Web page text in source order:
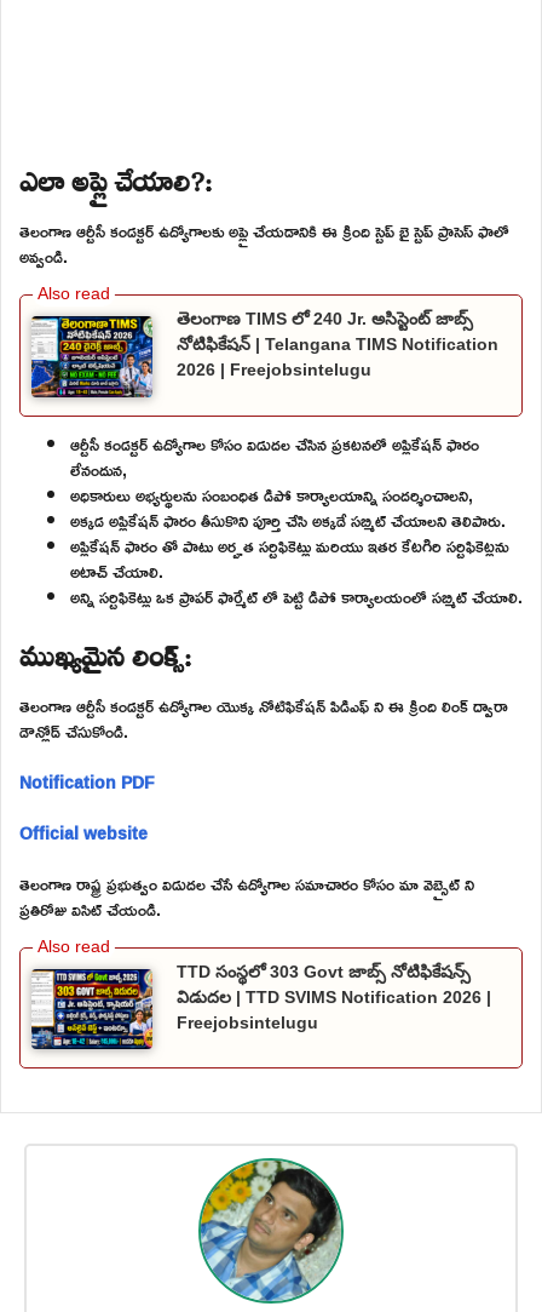
ఎలా అప్లై చేయాలి?:
తెలంగాణ ఆర్టీసీ కండక్టర్ ఉద్యోగాలకు అప్లై చేయడానికి ఈ క్రింది స్టెప్ బై స్టెప్ ప్రాసెస్ ఫాలో
అవ్వండి.
తెలంగాణ TIMS లో 240 Jr. అసిస్టెంట్ జాబ్స్
నోటిఫికేషన్ | Telangana TIMS Notification
2026 | Freejobsintelugu
ఆర్టీసీ కండక్టర్ ఉద్యోగాల కోసం విడుదల చేసిన ప్రకటనలో అప్లికేషన్ ఫారం
లేనందున,
అధికారులు అభ్యర్థులను సంబంధిత డిపో కార్యాలయాన్ని సందర్శించాలని,
అక్కడ అప్లికేషన్ ఫారం తీసుకొని పూర్తి చేసి అక్కడే సబ్మిట్ చేయాలని తెలిపారు.
అప్లికేషన్ ఫారం తో పాటు అర్హత సర్టిఫికెట్లు మరియు ఇతర కేటగిరి సర్టిఫికెట్లను
అటాచ్ చేయాలి.
అన్ని సర్టిఫికెట్లు ఒక ప్రాపర్ ఫార్మేట్ లో పెట్టి డిపో కార్యాలయంలో సబ్మిట్ చేయాలి.
ముఖ్యమైన లింక్స్:
తెలంగాణ ఆర్టీసీ కండక్టర్ ఉద్యోగాల యొక్క నోటిఫికేషన్ పిడిఎఫ్ ని ఈ క్రింది లింక్ ద్వారా
డౌన్లోడ్ చేసుకోండి.
Notification PDF
Official website
తెలంగాణ రాష్ట్ర ప్రభుత్వం విడుదల చేసే ఉద్యోగాల సమాచారం కోసం మా వెబ్సైట్ ని
ప్రతిరోజు విసిట్ చేయండి.
TTD సంస్థలో 303 Govt జాబ్స్ నోటిఫికేషన్స్
విడుదల | TTD SVIMS Notification 2026 |
Freejobsintelugu